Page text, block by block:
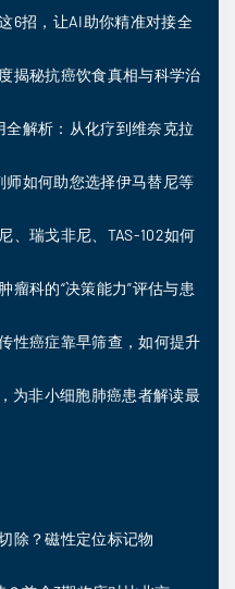
6招，让AI助你精准对接全
揭秘抗癌饮食真相与科学治
全解析：从化疗到维奈克拉
师如何助您选择伊马替尼等
、瑞戈非尼、TAS-102如何
瘤科的“决策能力”评估与患
性癌症靠早筛查，如何提升
为非小细胞肺癌患者解读最
除？磁性定位标记物